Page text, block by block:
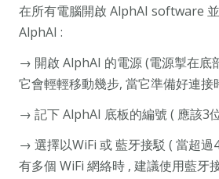
在所有電腦開啟 AlphAI software
AlphAI :
→ 開啟 AlphAI 的電源 (電源掣在底
它會輕輕移動幾步, 當它準備好連接
→ 記下 AlphAI 底板的編號 ( 應該3
→ 選擇以WiFi 或 藍牙接駁 ( 當超過
有多個 WiFi 網絡時 , 建議使用藍牙